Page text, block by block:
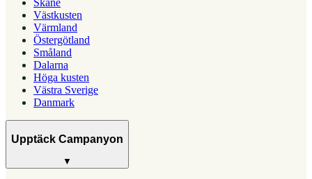
Skåne
Västkusten
Värmland
Östergötland
Småland
Dalarna
Höga kusten
Västra Sverige
Danmark
Upptäck Campanyon
▼